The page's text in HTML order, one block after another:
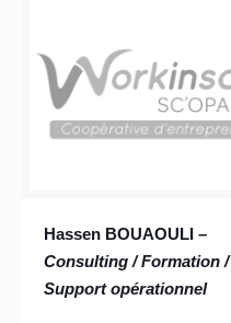
Hassen BOUAOULI –
Consulting / Formation /
Support opérationnel